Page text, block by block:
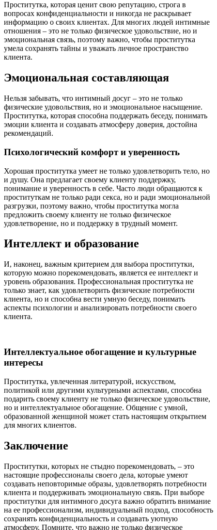
Проститутка, которая ценит свою репутацию, строга в
вопросах конфиденциальности и никогда не раскрывает
информацию о своих клиентах. Для многих людей интимные
отношения – это не только физическое удовольствие, но и
эмоциональная связь, поэтому важно, чтобы проститутка
умела сохранять тайны и уважать личное пространство
клиента.
Эмоциональная составляющая
Нельзя забывать, что интимный досуг – это не только
физические удовольствия, но и эмоциональное насыщение.
Проститутка, которая способна поддержать беседу, понимать
эмоции клиента и создавать атмосферу доверия, достойна
рекомендаций.
Психологический комфорт и уверенность
Хорошая проститутка умеет не только удовлетворить тело, но
и душу. Она предлагает своему клиенту поддержку,
понимание и уверенность в себе. Часто люди обращаются к
проституткам не только ради секса, но и ради эмоциональной
разгрузки, поэтому важно, чтобы проститутка могла
предложить своему клиенту не только физическое
удовлетворение, но и поддержку в трудный момент.
Интеллект и образование
И, наконец, важным критерием для выбора проститутки,
которую можно порекомендовать, является ее интеллект и
уровень образования. Профессиональная проститутка не
только знает, как удовлетворить физические потребности
клиента, но и способна вести умную беседу, понимать
аспекты психологии и анализировать потребности своего
клиента.
Интеллектуальное обогащение и культурные
интересы
Проститутка, увлеченная литературой, искусством,
политикой или другими культурными аспектами, способна
подарить своему клиенту не только физическое удовольствие,
но и интеллектуальное обогащение. Общение с умной,
образованной женщиной может стать настоящим открытием
для многих клиентов.
Заключение
Проститутки, которых не стыдно порекомендовать, – это
настоящие профессионалы своего дела, которые умеют
создавать неповторимые образы, удовлетворять потребности
клиента и поддерживать эмоциональную связь. При выборе
проститутки для интимного досуга важно обратить внимание
на ее профессионализм, индивидуальный подход, способность
сохранять конфиденциальность и создавать уютную
атмосферу. Помните, что важно не только физическое